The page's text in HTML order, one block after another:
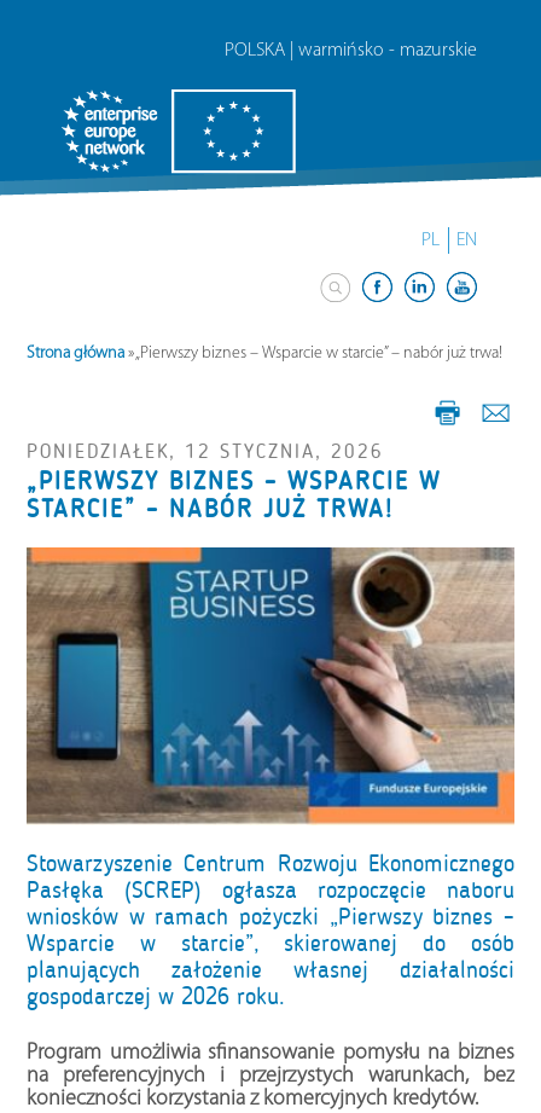
POLSKA | warmińsko - mazurskie
PL EN
Strona główna »„Pierwszy biznes – Wsparcie w starcie” – nabór już trwa!
PONIEDZIAŁEK, 12 STYCZNIA, 2026
„PIERWSZY BIZNES – WSPARCIE W
STARCIE” – NABÓR JUŻ TRWA!
Stowarzyszenie Centrum Rozwoju Ekonomicznego
Pasłęka (SCREP) ogłasza rozpoczęcie naboru
wniosków w ramach pożyczki „Pierwszy biznes –
Wsparcie w starcie”, skierowanej do osób
planujących założenie własnej działalności
gospodarczej w 2026 roku.
Program umożliwia sfinansowanie pomysłu na biznes
na preferencyjnych i przejrzystych warunkach, bez
konieczności korzystania z komercyjnych kredytów.